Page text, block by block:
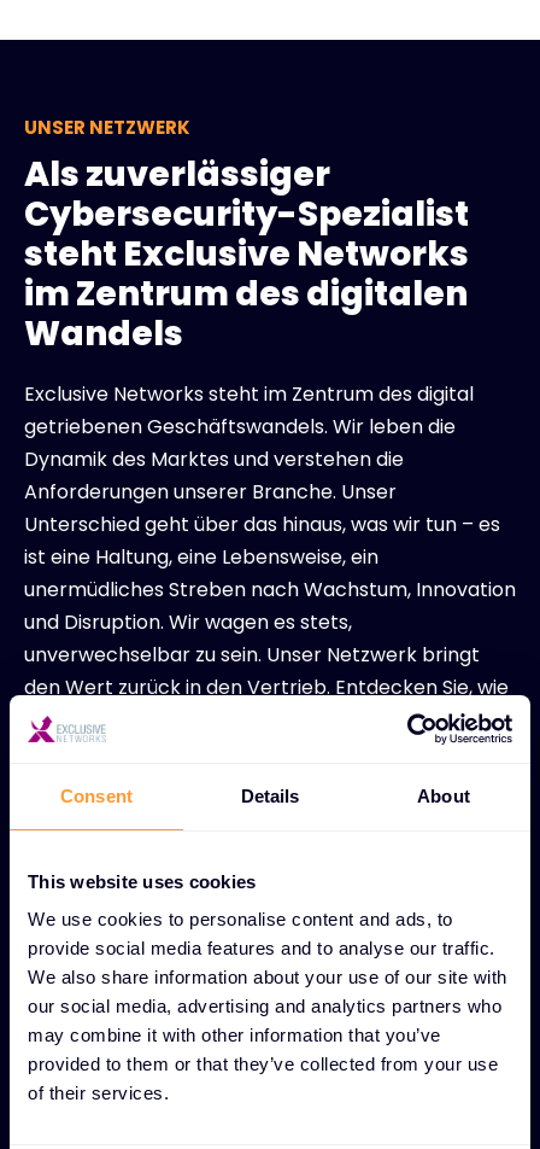
Consent Details About
This website uses cookies
We use cookies to personalise content and ads, to
provide social media features and to analyse our traffic.
We also share information about your use of our site with
our social media, advertising and analytics partners who
may combine it with other information that you’ve
provided to them or that they’ve collected from your use
of their services.
UNSER NETZWERK
Als zuverlässiger
Cybersecurity-Spezialist
steht Exclusive Networks
im Zentrum des digitalen
Wandels
Exclusive Networks steht im Zentrum des digital
getriebenen Geschäftswandels. Wir leben die
Dynamik des Marktes und verstehen die
Anforderungen unserer Branche. Unser
Unterschied geht über das hinaus, was wir tun – es
ist eine Haltung, eine Lebensweise, ein
unermüdliches Streben nach Wachstum, Innovation
und Disruption. Wir wagen es stets,
unverwechselbar zu sein. Unser Netzwerk bringt
den Wert zurück in den Vertrieb. Entdecken Sie, wie
Exclusive Networks Sie auf dem Weg zu einer
vertrauenswürdigen digitalen Welt unterstützen
kann.
Partner werden